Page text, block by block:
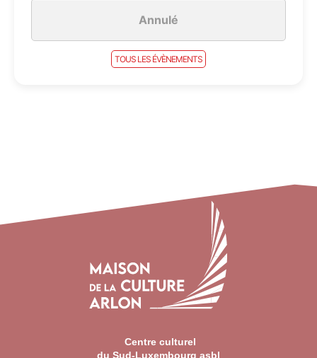
Annulé
TOUS LES ÉVÈNEMENTS
Centre culturel
du Sud-Luxembourg asbl